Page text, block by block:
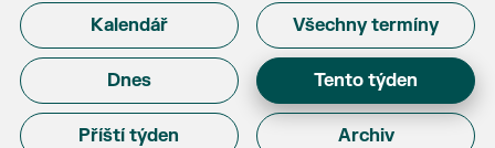
Kalendář Všechny termíny
Dnes Tento týden
Příští týden Archiv